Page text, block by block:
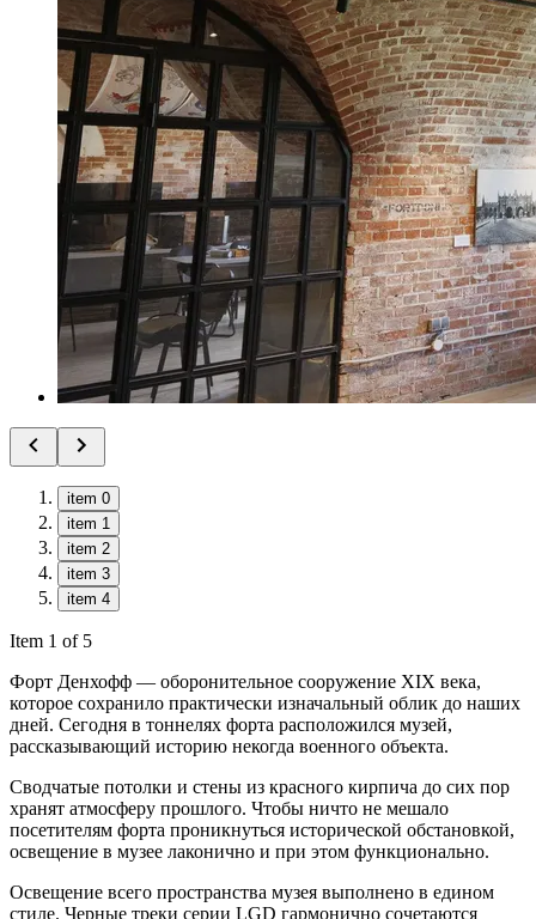
item 0
item 1
item 2
item 3
item 4
Item 1 of 5
Форт Денхофф — оборонительное сооружение XIX века,
которое сохранило практически изначальный облик до наших
дней. Сегодня в тоннелях форта расположился музей,
рассказывающий историю некогда военного объекта.
Сводчатые потолки и стены из красного кирпича до сих пор
хранят атмосферу прошлого. Чтобы ничто не мешало
посетителям форта проникнуться исторической обстановкой,
освещение в музее лаконично и при этом функционально.
Освещение всего пространства музея выполнено в едином
стиле. Черные треки серии LGD гармонично сочетаются